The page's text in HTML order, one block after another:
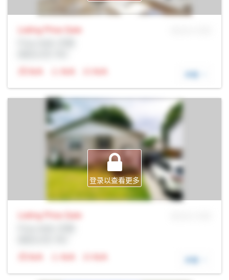
Listing Price Sale
N/A
N/A N/A 详细
登录以查看更多
Listing Price Sale
N/A
N/A N/A 详细